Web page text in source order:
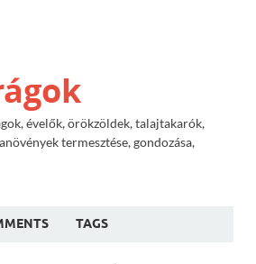
évelők, örökzöldek, talajtakarók,
termesztése, gondozása,
TAGS